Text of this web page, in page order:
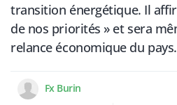
transition énergétique. Il
de nos priorités » et sera
relance économique du pays.
Fx Burin